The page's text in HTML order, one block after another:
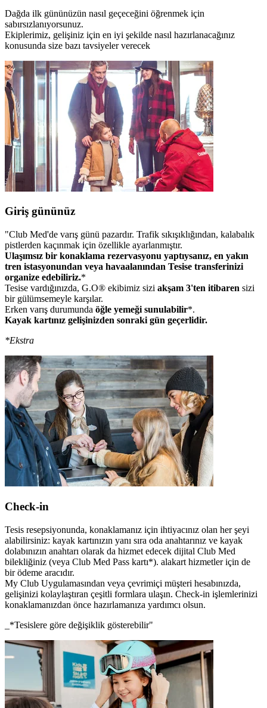
Dağda ilk gününüzün nasıl geçeceğini öğrenmek için
sabırsızlanıyorsunuz.
Ekiplerimiz, gelişiniz için en iyi şekilde nasıl hazırlanacağınız
konusunda size bazı tavsiyeler verecek
Giriş gününüz
"Club Med'de varış günü pazardır. Trafik sıkışıklığından, kalabalık
pistlerden kaçınmak için özellikle ayarlanmıştır.
Ulaşımsız bir konaklama rezervasyonu yaptıysanız, en yakın
tren istasyonundan veya havaalanından Tesise transferinizi
organize edebiliriz.*
Tesise vardığınızda, G.O® ekibimiz sizi akşam 3'ten itibaren sizi
bir gülümsemeyle karşılar.
Erken varış durumunda öğle yemeği sunulabilir*.
Kayak kartınız gelişinizden sonraki gün geçerlidir.
*Ekstra
Check-in
Tesis resepsiyonunda, konaklamanız için ihtiyacınız olan her şeyi
alabilirsiniz: kayak kartınızın yanı sıra oda anahtarınız ve kayak
dolabınızın anahtarı olarak da hizmet edecek dijital Club Med
bilekliğiniz (veya Club Med Pass kartı*). alakart hizmetler için de
bir ödeme aracıdır.
My Club Uygulamasından veya çevrimiçi müşteri hesabınızda,
gelişinizi kolaylaştıran çeşitli formlara ulaşın. Check-in işlemlerinizi
konaklamanızdan önce hazırlamanıza yardımcı olsun.
_*Tesislere göre değişiklik gösterebilir"